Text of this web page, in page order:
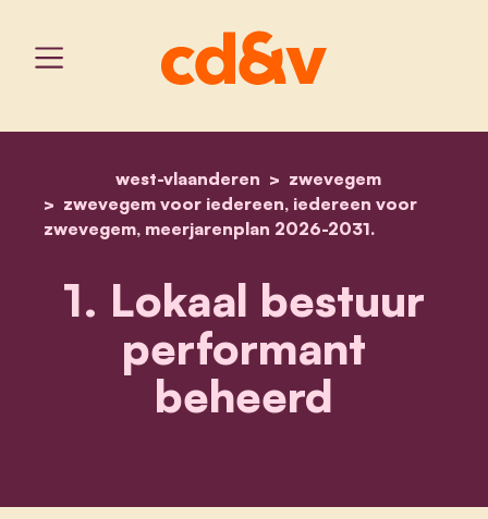
home
west-vlaanderen
zwevegem
zwevegem voor iedereen, iedereen voor
zwevegem, meerjarenplan 2026-2031.
1. lokaal bestuur
1. Lokaal bestuur
performant
beheerd